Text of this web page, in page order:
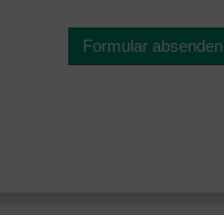
Formular absenden